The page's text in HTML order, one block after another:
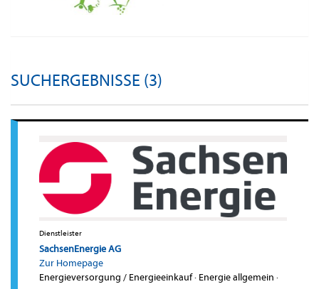
SUCHERGEBNISSE (3)
Dienstleister
SachsenEnergie AG
Zur Homepage
Energieversorgung / Energieeinkauf· Energie allgemein ·